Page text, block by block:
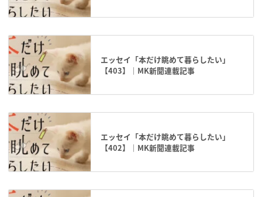
エッセイ「本だけ眺めて暮らしたい」
【403】｜MK新聞連載記事
エッセイ「本だけ眺めて暮らしたい」
【402】｜MK新聞連載記事